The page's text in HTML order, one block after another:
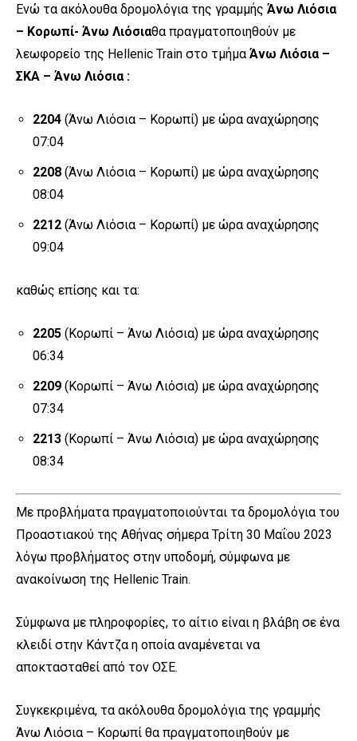
Ενώ τα ακόλουθα δρομολόγια της γραμμής Άνω Λιόσια
– Κορωπί- Άνω Λιόσιαθα πραγματοποιηθούν με
λεωφορείο της Hellenic Train στο τμήμαΆνω Λιόσια –
ΣΚΑ – Άνω Λιόσια :
2204 (Άνω Λιόσια – Κορωπί) με ώρα αναχώρησης
07:04
2208 (Άνω Λιόσια – Κορωπί) με ώρα αναχώρησης
08:04
2212 (Άνω Λιόσια – Κορωπί) με ώρα αναχώρησης
09:04
καθώς επίσης και τα:
2205 (Κορωπί – Άνω Λιόσια) με ώρα αναχώρησης
06:34
2209 (Κορωπί – Άνω Λιόσια) με ώρα αναχώρησης
07:34
2213 (Κορωπί – Άνω Λιόσια) με ώρα αναχώρησης
08:34
Με προβλήματα πραγματοποιούνται τα δρομολόγια του
Προαστιακού της Αθήνας σήμερα Τρίτη 30 Μαΐου 2023
λόγω προβλήματος στην υποδομή, σύμφωνα με
ανακοίνωση της Hellenic Train.
Σύμφωνα με πληροφορίες, το αίτιο είναι η βλάβη σε ένα
κλειδί στην Κάντζα η οποία αναμένεται να
αποκτασταθεί από τον ΟΣΕ.
Συγκεκριμένα, τα ακόλουθα δρομολόγια της γραμμής
Άνω Λιόσια – Κορωπί θα πραγματοποιηθούν με